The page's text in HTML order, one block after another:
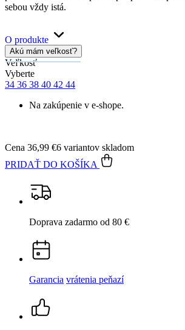
sebou vždy istá.
O produkte
Akú mám veľkosť?
Veľkosť
Vyberte
34 36 38 40 42 44
Na zakúpenie v e-shope.
6 variantov skladom
Cena 36,99 €
PRIDAŤ DO KOŠÍKA
Doprava zadarmo od 80 €
Garancia vrátenia peňazí